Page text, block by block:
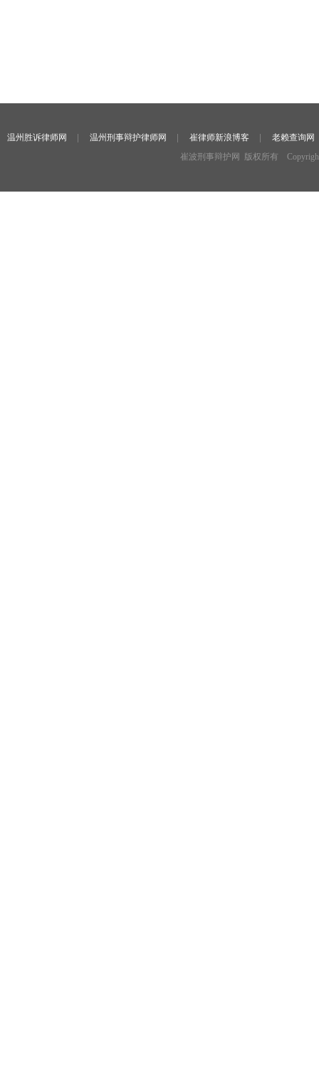
温州胜诉律师网 温州刑事辩护律师网 崔律师新浪博客
老赖查询网
崔波刑事辩护网 版权所有